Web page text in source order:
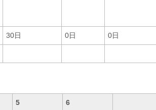
30日 0日 0日
5 6